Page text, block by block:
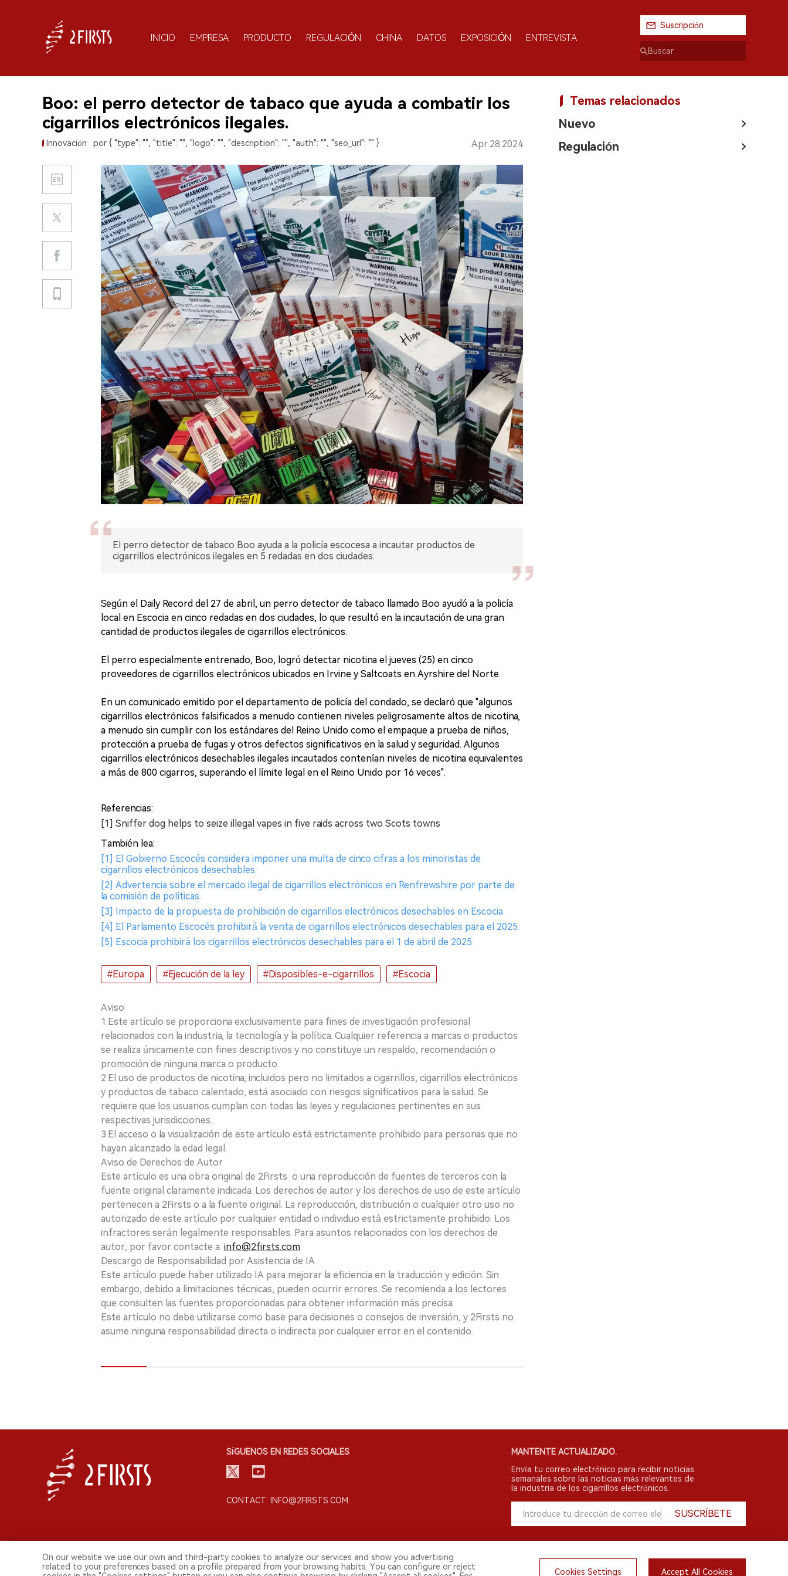
INICIO EMPRESA PRODUCTO REGULACIÓN CHINA DATOS EXPOSICIÓN ENTREVISTA
Suscripción
Boo: el perro detector de tabaco que ayuda a combatir los
cigarrillos electrónicos ilegales.
Innovación por { "type": "", "title": "", "logo": "", "description": "", "auth": "", "seo_url": "" } Apr.28.2024
El perro detector de tabaco Boo ayuda a la policía escocesa a incautar productos de
cigarrillos electrónicos ilegales en 5 redadas en dos ciudades.
Según el Daily Record del 27 de abril, un perro detector de tabaco llamado Boo ayudó a la policía
local en Escocia en cinco redadas en dos ciudades, lo que resultó en la incautación de una gran
cantidad de productos ilegales de cigarrillos electrónicos.
El perro especialmente entrenado, Boo, logró detectar nicotina el jueves (25) en cinco
proveedores de cigarrillos electrónicos ubicados en Irvine y Saltcoats en Ayrshire del Norte.
En un comunicado emitido por el departamento de policía del condado, se declaró que "algunos
cigarrillos electrónicos falsificados a menudo contienen niveles peligrosamente altos de nicotina,
a menudo sin cumplir con los estándares del Reino Unido como el empaque a prueba de niños,
protección a prueba de fugas y otros defectos significativos en la salud y seguridad. Algunos
cigarrillos electrónicos desechables ilegales incautados contenían niveles de nicotina equivalentes
a más de 800 cigarros, superando el límite legal en el Reino Unido por 16 veces".
Referencias:
[1] Sniffer dog helps to seize illegal vapes in five raids across two Scots towns
También lea:
[1] El Gobierno Escocés considera imponer una multa de cinco cifras a los minoristas de
cigarrillos electrónicos desechables.
[2] Advertencia sobre el mercado ilegal de cigarrillos electrónicos en Renfrewshire por parte de
la comisión de políticas.
[3] Impacto de la propuesta de prohibición de cigarrillos electrónicos desechables en Escocia
[4] El Parlamento Escocés prohibirá la venta de cigarrillos electrónicos desechables para el 2025.
[5] Escocia prohibirá los cigarrillos electrónicos desechables para el 1 de abril de 2025
#Europa #Ejecución de la ley #Disposibles-e-cigarrillos #Escocia
Aviso
1.Este artículo se proporciona exclusivamente para fines de investigación profesional
relacionados con la industria, la tecnología y la política. Cualquier referencia a marcas o productos
se realiza únicamente con fines descriptivos y no constituye un respaldo, recomendación o
promoción de ninguna marca o producto.
2.El uso de productos de nicotina, incluidos pero no limitados a cigarrillos, cigarrillos electrónicos
y productos de tabaco calentado, está asociado con riesgos significativos para la salud. Se
requiere que los usuarios cumplan con todas las leyes y regulaciones pertinentes en sus
respectivas jurisdicciones.
3.El acceso o la visualización de este artículo está estrictamente prohibido para personas que no
hayan alcanzado la edad legal.
Aviso de Derechos de Autor
Este artículo es una obra original de 2Firsts o una reproducción de fuentes de terceros con la
fuente original claramente indicada. Los derechos de autor y los derechos de uso de este artículo
pertenecen a 2Firsts o a la fuente original. La reproducción, distribución o cualquier otro uso no
autorizado de este artículo por cualquier entidad o individuo está estrictamente prohibido. Los
infractores serán legalmente responsables. Para asuntos relacionados con los derechos de
autor, por favor contacte a: info@2firsts.com
Descargo de Responsabilidad por Asistencia de IA
Este artículo puede haber utilizado IA para mejorar la eficiencia en la traducción y edición. Sin
embargo, debido a limitaciones técnicas, pueden ocurrir errores. Se recomienda a los lectores
que consulten las fuentes proporcionadas para obtener información más precisa.
Este artículo no debe utilizarse como base para decisiones o consejos de inversión, y 2Firsts no
asume ninguna responsabilidad directa o indirecta por cualquier error en el contenido.
Temas relacionados
Nuevo
Regulación
SÍGUENOS EN REDES SOCIALES
CONTACT: INFO@2FIRSTS.COM
MANTENTE ACTUALIZADO.
Envía tu correo electrónico para recibir noticias
semanales sobre las noticias más relevantes de
la industria de los cigarrillos electrónicos.
SUSCRÍBETE
On our website we use our own and third-party cookies to analyze our services and show you advertising
related to your preferences based on a profile prepared from your browsing habits. You can configure or reject
Cookies Settings Accept All Cookies